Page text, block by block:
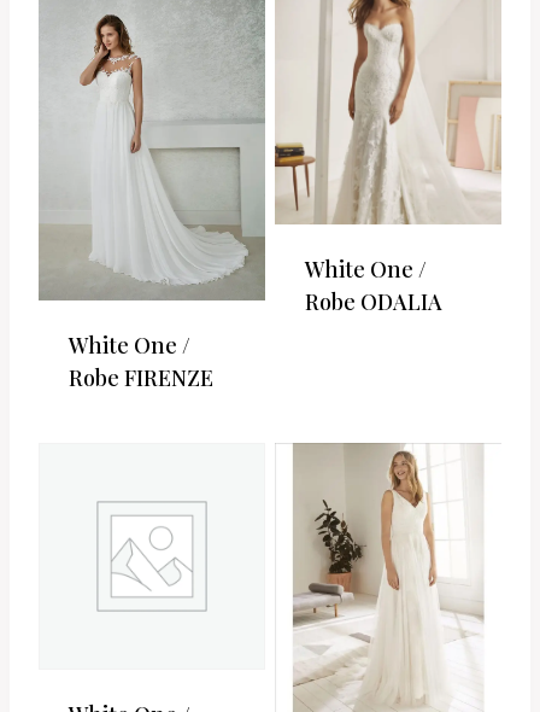
White One /
Robe FIRENZE
White One /
Robe ODALIA